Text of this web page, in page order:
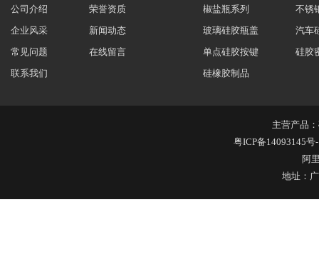
隔热玻璃硅胶瓶盖
公司介绍
荣誉资质
企业风采
新闻动态
常见问题
在线留言
联系我们
椒盐瓶系列
不锈
玻璃硅胶瓶盖
汽车
单点硅胶按键
硅胶
硅橡胶制品
主营产品：
粤ICP备14093145号
阿
地址：